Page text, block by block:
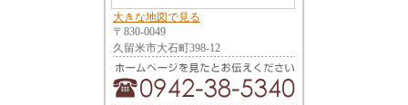
大きな地図で見る
〒830-0049
久留米市大石町398-12